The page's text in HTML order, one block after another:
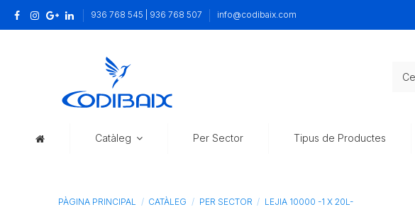
936 768 545 | 936 768 507 info@codibaix.com
Catàleg Per Sector Tipus de Productes
PÀGINA PRINCIPAL CATÀLEG PER SECTOR LEJIA 10000 -1 X 20L-